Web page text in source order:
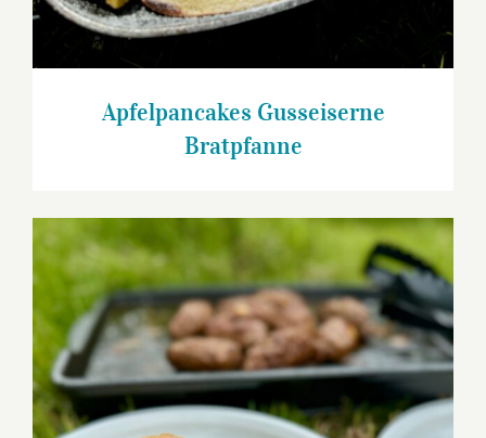
Apfelpancakes Gusseiserne
Bratpfanne